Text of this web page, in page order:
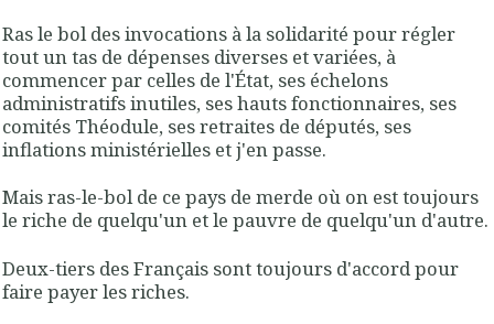
Ras le bol des invocations à la solidarité pour régler
tout un tas de dépenses diverses et variées, à
commencer par celles de l'État, ses échelons
administratifs inutiles, ses hauts fonctionnaires, ses
comités Théodule, ses retraites de députés, ses
inflations ministérielles et j'en passe.
Mais ras-le-bol de ce pays de merde où on est toujours
le riche de quelqu'un et le pauvre de quelqu'un d'autre.
Deux-tiers des Français sont toujours d'accord pour
faire payer les riches.